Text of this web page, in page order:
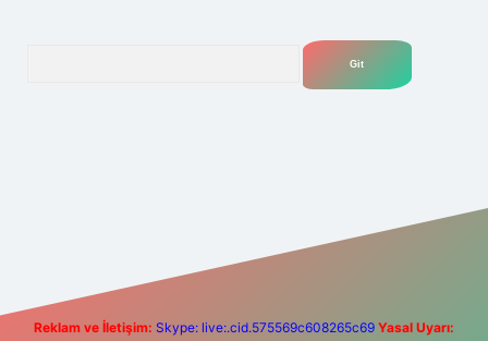
Reklam ve İletişim: Skype: live:.cid.575569c608265c69 Yasal Uyarı: